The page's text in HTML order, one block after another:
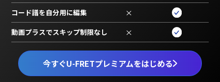
今すぐU-FRETプレミアムをはじめる
コード譜を自分用に編集 ×
動画プラスでスキップ制限なし ×